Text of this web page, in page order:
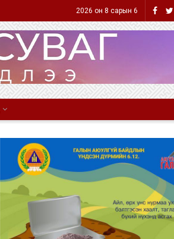
2026 он 8 сарын 6